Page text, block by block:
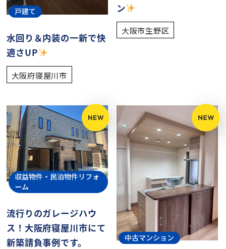
戸建て
水回り＆内装の一新で快
適さUP
大阪府寝屋川市
ン
大阪市生野区
収益物件・民泊物件リフォ
ーム
流行りのガレージハウ
ス！大阪府寝屋川市にて
新築請負事例です。
中古マンション